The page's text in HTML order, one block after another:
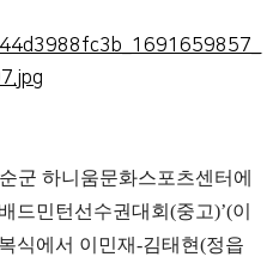
군 하니움문화스포츠센터에
드민턴선수권대회 (중고)’(이
식에서 이민재-김태현(정읍